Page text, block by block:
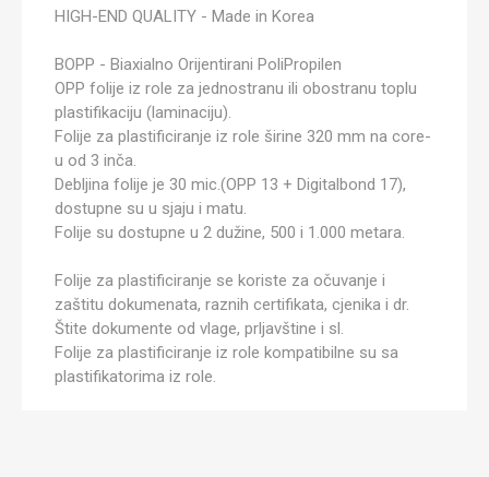
HIGH-END QUALITY - Made in Korea
BOPP - Biaxialno Orijentirani PoliPropilen
OPP folije iz role za jednostranu ili obostranu toplu
plastifikaciju (laminaciju).
Folije za plastificiranje iz role širine 320 mm na core-
u od 3 inča.
Debljina folije je 30 mic.(OPP 13 + Digitalbond 17),
dostupne su u sjaju i matu.
Folije su dostupne u 2 dužine, 500 i 1.000 metara.
Folije za plastificiranje se koriste za očuvanje i
zaštitu dokumenata, raznih certifikata, cjenika i dr.
Štite dokumente od vlage, prljavštine i sl.
Folije za plastificiranje iz role kompatibilne su sa
plastifikatorima iz role.